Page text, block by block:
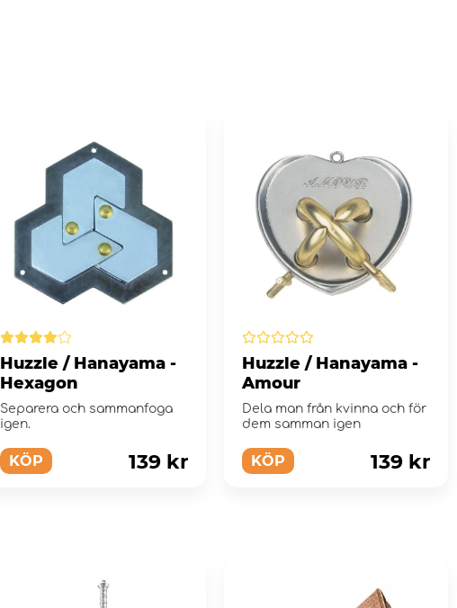
Huzzle / Hanayama -
Hexagon
Separera och sammanfoga
igen.
KÖP 139 kr
Huzzle / Hanayama -
Amour
Dela man från kvinna och för
dem samman igen
KÖP 139 kr